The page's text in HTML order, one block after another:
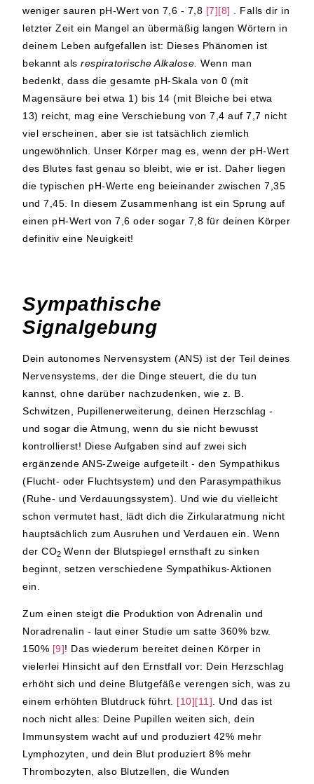
weniger sauren pH-Wert von 7,6 - 7,8 [7][8]
. Falls dir in
letzter Zeit ein Mangel an übermäßig langen Wörtern in
deinem Leben aufgefallen ist: Dieses Phänomen ist
bekannt alsrespiratorische Alkalose. Wenn man
bedenkt, dass die gesamte pH-Skala von 0 (mit
Magensäure bei etwa 1) bis 14 (mit Bleiche bei etwa
13) reicht, mag eine Verschiebung von 7,4 auf 7,7 nicht
viel erscheinen, aber sie ist tatsächlich ziemlich
ungewöhnlich. Unser Körper mag es, wenn der pH-Wert
des Blutes fast genau so bleibt, wie er ist. Daher liegen
die typischen pH-Werte eng beieinander zwischen 7,35
und 7,45. In diesem Zusammenhang ist ein Sprung auf
einen pH-Wert von 7,6 oder sogar 7,8 für deinen Körper
definitiv eine Neuigkeit!
Sympathische
Signalgebung
Dein autonomes Nervensystem (ANS) ist der Teil deines
Nervensystems, der die Dinge steuert, die du tun
kannst, ohne darüber nachzudenken, wie z. B.
Schwitzen, Pupillenerweiterung, deinen Herzschlag -
und sogar die Atmung, wenn du sie nicht bewusst
kontrollierst! Diese Aufgaben sind auf zwei sich
ergänzende ANS-Zweige aufgeteilt - den Sympathikus
(Flucht- oder Fluchtsystem) und den Parasympathikus
(Ruhe- und Verdauungssystem). Und wie du vielleicht
schon vermutet hast, lädt dich die Zirkularatmung nicht
hauptsächlich zum Ausruhen und Verdauen ein. Wenn
der CO2 Wenn der Blutspiegel ernsthaft zu sinken
beginnt, setzen verschiedene Sympathikus-Aktionen
ein.
Zum einen steigt die Produktion von Adrenalin und
Noradrenalin - laut einer Studie um satte 360% bzw.
150% [9]! Das wiederum bereitet deinen Körper in
vielerlei Hinsicht auf den Ernstfall vor: Dein Herzschlag
erhöht sich und deine Blutgefäße verengen sich, was zu
einem erhöhten Blutdruck führt. [10][11]. Und das ist
noch nicht alles: Deine Pupillen weiten sich, dein
Immunsystem wacht auf und produziert 42% mehr
Lymphozyten, und dein Blut produziert 8% mehr
Thrombozyten, also Blutzellen, die Wunden